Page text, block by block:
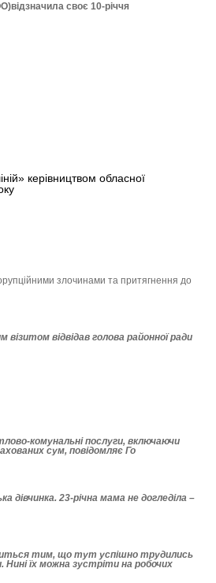
своє 10-річчя
керівництвом обласної
злочинами та притягнення до
відвідав голова районної ради
комунальні послуги, включаючи
сум, повідомляє Го
дівчинка. 23-річна мама не догледіла –
тим, що тут успішно трудились
Нині їх можна зустріти на робочих